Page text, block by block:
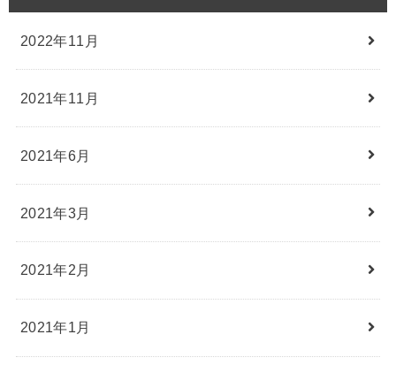
2022年11月
2021年11月
2021年6月
2021年3月
2021年2月
2021年1月